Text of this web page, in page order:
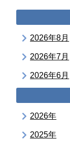
2026年8月
2026年7月
2026年6月
2026年
2025年